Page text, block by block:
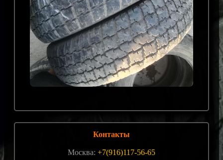
Контакты
Москва: +7(916)117-56-65